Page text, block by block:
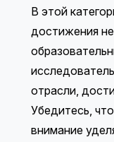
В этой
достижения
отрасли,
Убедитесь,
внимание